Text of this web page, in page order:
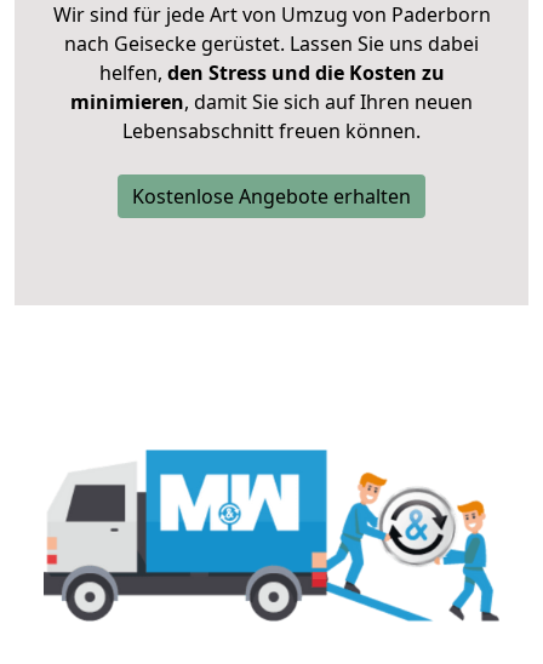
Wir sind für jede Art von Umzug von Paderborn
nach Geisecke gerüstet. Lassen Sie uns dabei
helfen, den Stress und die Kosten zu
minimieren, damit Sie sich auf Ihren neuen
Lebensabschnitt freuen können.
Kostenlose Angebote erhalten